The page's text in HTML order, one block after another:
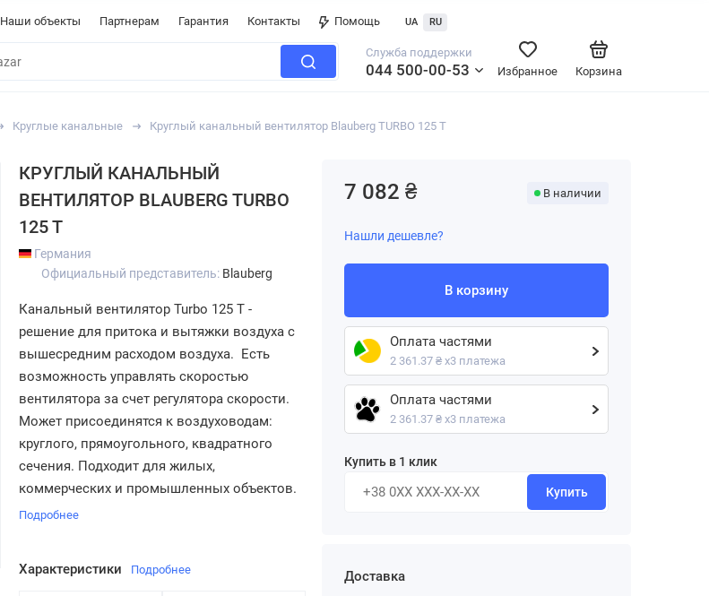
Наши объекты Партнерам Гарантия Контакты Помощь UA RU
Служба поддержки
044 500-00-53 Корзина
Избранное
Круглые канальные Круглый канальный вентилятор Blauberg TURBO 125 T
КРУГЛЫЙ КАНАЛЬНЫЙ
ВЕНТИЛЯТОР BLAUBERG TURBO
125 T
Германия
Официальный представитель: Blauberg
Канальный вентилятор Turbo 125 T -
решение для притока и вытяжки воздуха с
вышесредним расходом воздуха. Есть
возможность управлять скоростью
вентилятора за счет регулятора скорости.
Может присоединятся к воздуховодам:
круглого, прямоугольного, квадратного
сечения. Подходит для жилых,
коммерческих и промышленных объектов.
Подробнее
Характеристики Подробнее
7 082 ₴ В наличии
Нашли дешевле?
В корзину
Оплата частями
2 361.37 ₴ х3 платежа
Оплата частями
2 361.37 ₴ х3 платежа
Купить в 1 клик
Купить
Доставка